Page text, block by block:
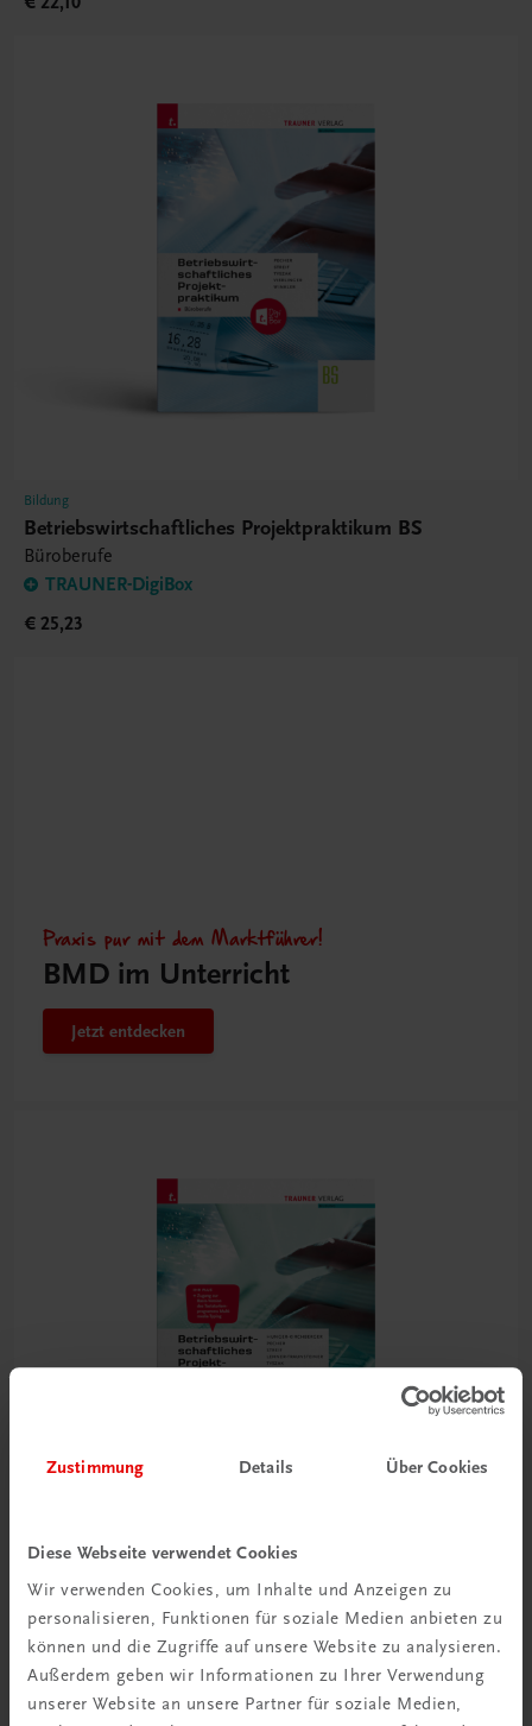
Zustimmung Details Über Cookies
Diese Webseite verwendet Cookies
Wir verwenden Cookies, um Inhalte und Anzeigen zu
personalisieren, Funktionen für soziale Medien anbieten zu
können und die Zugriffe auf unsere Website zu analysieren.
Außerdem geben wir Informationen zu Ihrer Verwendung
unserer Website an unsere Partner für soziale Medien,
Bildung
Betriebswirtschaftliches Projektpraktikum BS
Büroberufe
TRAUNER-DigiBox
€ 25,23
Praxis pur mit dem Marktführer!
BMD im Unterricht
Jetzt entdecken
Betriebswirtschaftliches Projektpraktikum BS
Handel
TRAUNER-DigiBox
€ 25,23